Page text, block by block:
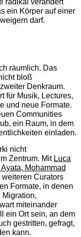
ein Körper auf einer
darf.
räumlich. Das
bloß
Denkraum.
für Musik, Lectures,
und neue Formate.
Communities
ein Raum, in dem
einladen.
nicht
Zentrum. Mit Luca
Mohammad
Curators
Formate, in denen
Migration,
miteinander
ein Ort sein, an dem
gestritten, gefragt,
kann.